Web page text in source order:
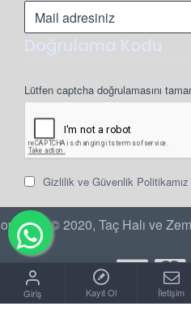
Doğrulama Kodu
Lütfen captcha doğrulamasını
Gizlilik ve Güvenlik Politikamız
© 2020, Taç Halı ve
Giriş Kayıt Ol İletişim